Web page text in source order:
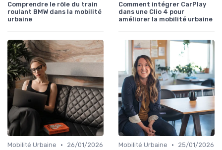
Comprendre le rôle du train
roulant BMW dans la mobilité
urbaine
Comment intégrer CarPlay
dans une Clio 4 pour
améliorer la mobilité urbaine
Mobilité Urbaine •
26/01/2026
Mobilité Urbaine •
25/01/2026